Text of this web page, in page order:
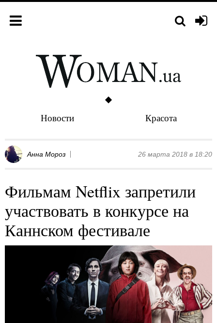
Новости Красота
Анна Мороз 26 марта 2018 в 18:20
Фильмам Netflix запретили
участвовать в конкурсе на
Каннском фестивале